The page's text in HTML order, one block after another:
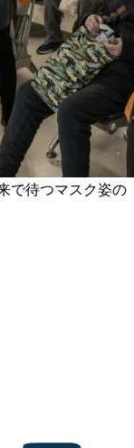
で待つマスク姿の